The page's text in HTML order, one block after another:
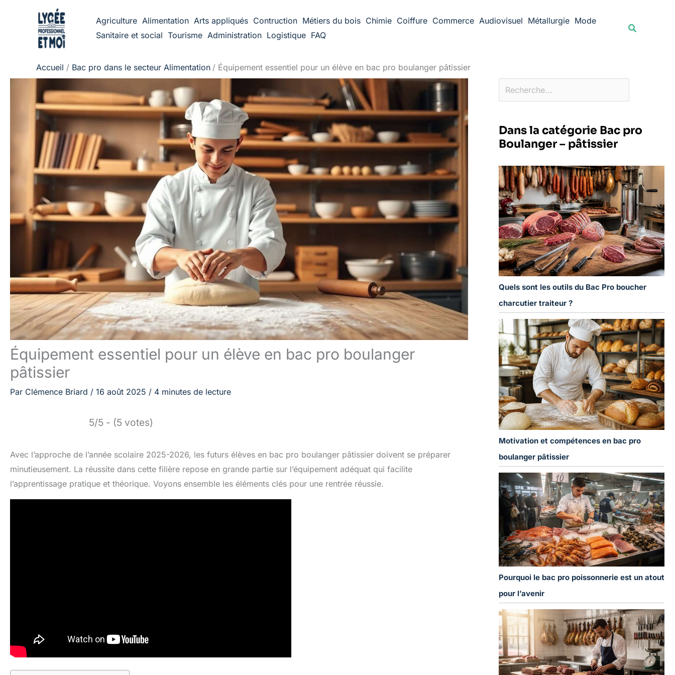
Agriculture Alimentation Arts appliqués Contruction Métiers du bois Chimie Coiffure Commerce Audiovisuel Métallurgie Mode
Sanitaire et social Tourisme Administration Logistique FAQ
Accueil Bac pro dans le secteur Alimentation Équipement essentiel pour un élève en bac pro boulanger pâtissier
Équipement essentiel pour un élève en bac pro boulanger
pâtissier
Par Clémence Briard / 16 août 2025 / 4 minutes de lecture
5/5 - (5 votes)
Avec l’approche de l’année scolaire 2025-2026, les futurs élèves en bac pro boulanger pâtissier doivent se préparer
minutieusement. La réussite dans cette filière repose en grande partie sur l’équipement adéquat qui facilite
l’apprentissage pratique et théorique. Voyons ensemble les éléments clés pour une rentrée réussie.
Dans la catégorie Bac pro
Boulanger – pâtissier
Quels sont les outils du Bac Pro boucher
charcutier traiteur ?
Motivation et compétences en bac pro
boulanger pâtissier
Pourquoi le bac pro poissonnerie est un atout
pour l’avenir